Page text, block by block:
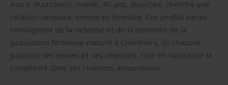
Autre illustration, Gaëlle, 40 ans, divorcée, cherche une
relation sérieuse, simple et honnête. Ces profils variés
témoignent de la richesse et de la diversité de la
population féminine mature à Colomiers, où chacune
poursuit ses envies et ses objectifs, tout en valorisant la
complicité dans ses relations amoureuses.